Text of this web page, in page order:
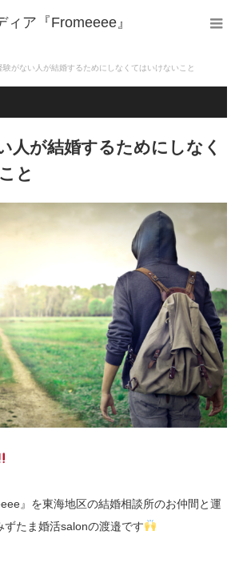
ア『Fromeeee』
験がない人が結婚するためにしなくてはいけないこと
人が結婚するためにしなく
と
』を東海地区の結婚相談所のお仲間と運
ずたま婚活salonの渡邉です